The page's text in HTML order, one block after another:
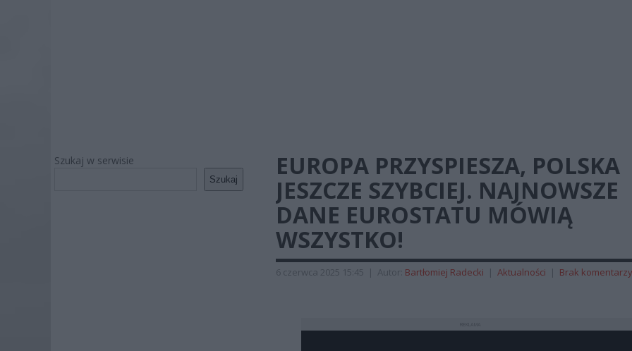
Szukaj w serwisie
Szukaj
EUROPA PRZYSPIESZA, POLSKA
JESZCZE SZYBCIEJ. NAJNOWSZE
DANE EUROSTATU MÓWIĄ
WSZYSTKO!
6 czerwca 2025 15:45 | Autor: Bartłomiej Radecki | Aktualności | Brak komentarzy